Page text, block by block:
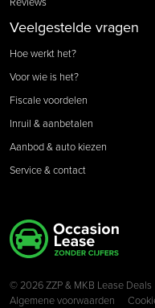
Veelgestelde vragen
Hoe werkt het?
Voor wie is het?
Fiscale voordelen
Inruil & aanbetalen
Aanbod & auto kiezen
Service & contact
Copyright
© 2026 ZZP & MKB Lease Deals
Algemene voorwaarden